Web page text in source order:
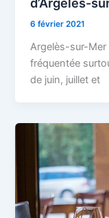
6 février 2021
Argelès-sur-
fréquentée
de juin, juillet et